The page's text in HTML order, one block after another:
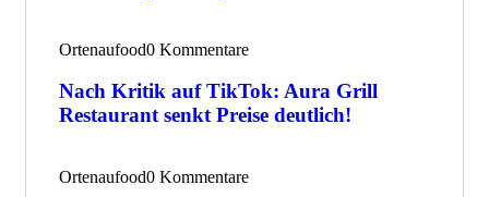
Ortenaufood0 Kommentare
Nach Kritik auf TikTok: Aura Grill
Restaurant senkt Preise deutlich!
Ortenaufood0 Kommentare